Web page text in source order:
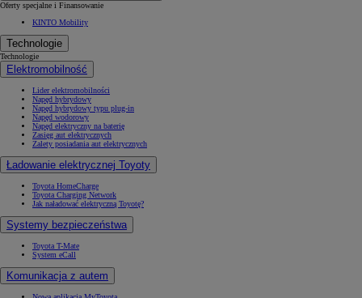
Oferty specjalne i Finansowanie
KINTO Mobility
Technologie
Technologie
Elektromobilność
Lider elektromobilności
Napęd hybrydowy
Napęd hybrydowy typu plug-in
Napęd wodorowy
Napęd elektryczny na baterię
Zasięg aut elektrycznych
Zalety posiadania aut elektrycznych
Ładowanie elektrycznej Toyoty
Toyota HomeCharge
Toyota Charging Network
Jak naładować elektryczną Toyotę?
Systemy bezpieczeństwa
Toyota T-Mate
System eCall
Komunikacja z autem